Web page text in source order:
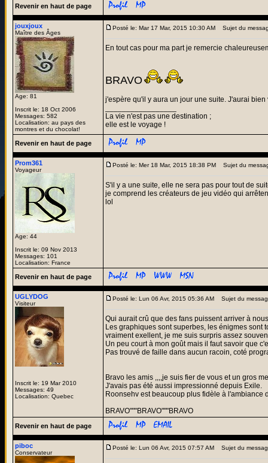
Revenir en haut de page
jouxjoux
Maître des Âges
Age: 81
Inscrit le: 18 Oct 2006
Messages: 582
Localisation: au pays des
montres et du chocolat!
Posté le: Mar 17 Mar, 2015 10:30 AM Sujet du
En tout cas pour ma part je remercie
BRAVO
j'espère qu'il y aura un jour une suite. J'aurai
La vie n'est pas une destination ;
elle est le voyage !
Revenir en haut de page
Prom361
Voyageur
Age: 44
Inscrit le: 09 Nov 2013
Messages: 101
Localisation: France
Posté le: Mer 18 Mar, 2015 18:38 PM Sujet du
S'il y a une suite, elle ne sera pas pour tout de
je comprend les créateurs de jeu vidéo qui
lol
Revenir en haut de page
UGLYDOG
Visiteur
Inscrit le: 19 Mar 2010
Messages: 49
Localisation: Quebec
Posté le: Lun 06 Avr, 2015 05:36 AM Sujet du
Qui aurait crû que des fans puissent arriver à
Les graphiques sont superbes, les énigmes sont
vraiment exellent, je me suis surpris assez
Un peu court à mon goût mais il faut savoir que
Pas trouvé de faille dans aucun racoin, coté
Bravo les amis ,,,,je suis fier de vous et un gros
J'avais pas été aussi impressionné depuis Exile.
Roonsehv est beaucoup plus fidèle à l'ambiance
BRAVO"""BRAVO"""BRAVO
Revenir en haut de page
piboc
Conservateur
Posté le: Lun 06 Avr, 2015 07:57 AM Sujet du